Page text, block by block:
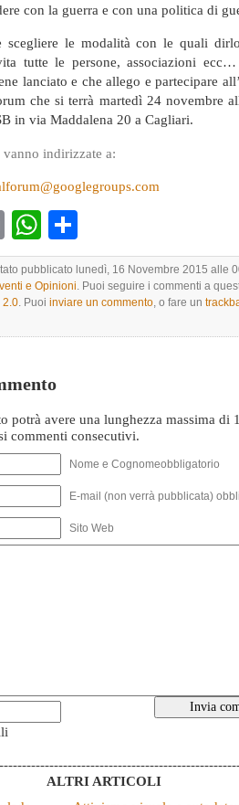
con la guerra e con una politica di
scegliere le modalità con le quali
tutte le persone, associazioni
lanciato e che allego e partecipare
che si terrà martedì 24 novembre
in via Maddalena 20 a Cagliari.
indirizzate a:
EmailWhatsApp
pubblicato lunedì, 16 Novembre 2015 alle
e Opinioni. Puoi seguire i commenti a
2.0. Puoi inviare un commento, o fare un
potrà avere una lunghezza massima di
commenti consecutivi.
Nome e Cognomeobbligatorio
E-mail (non verrà pubblicata)
Sito Web
ALTRI ARTICOLI